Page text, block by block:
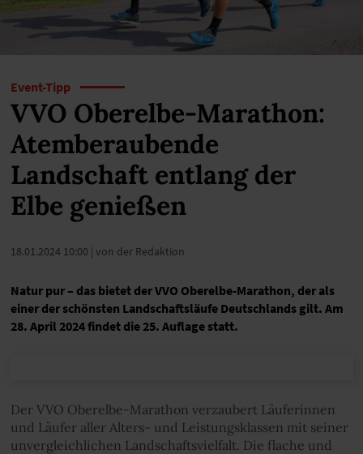
Event-Tipp
VVO Oberelbe-Marathon:
Atemberaubende
Landschaft entlang der
Elbe genießen
18.01.2024 10:00 | von der Redaktion
Natur pur – das bietet der VVO Oberelbe-Marathon, der als
einer der schönsten Landschaftsläufe Deutschlands gilt. Am
28. April 2024 findet die 25. Auflage statt.
Der VVO Oberelbe-Marathon verzaubert Läuferinnen
und Läufer aller Alters- und Leistungsklassen mit seiner
unvergleichlichen Landschaftsvielfalt. Die flache und